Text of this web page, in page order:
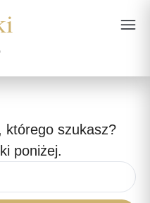
którego szukasz?
poniżej.